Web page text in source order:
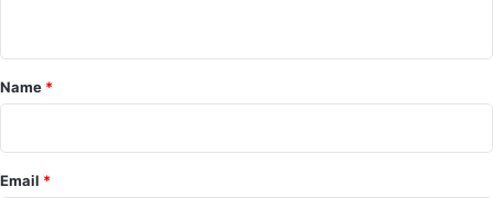
*
Name *
Email *